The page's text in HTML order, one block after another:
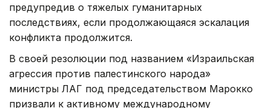
предупредив о тяжелых гуманитарных
последствиях, если продолжающаяся эскалация
конфликта продолжится.
В своей резолюции под названием «Израильская
агрессия против палестинского народа»
министры ЛАГ под председательством Марокко
призвали к активному международному